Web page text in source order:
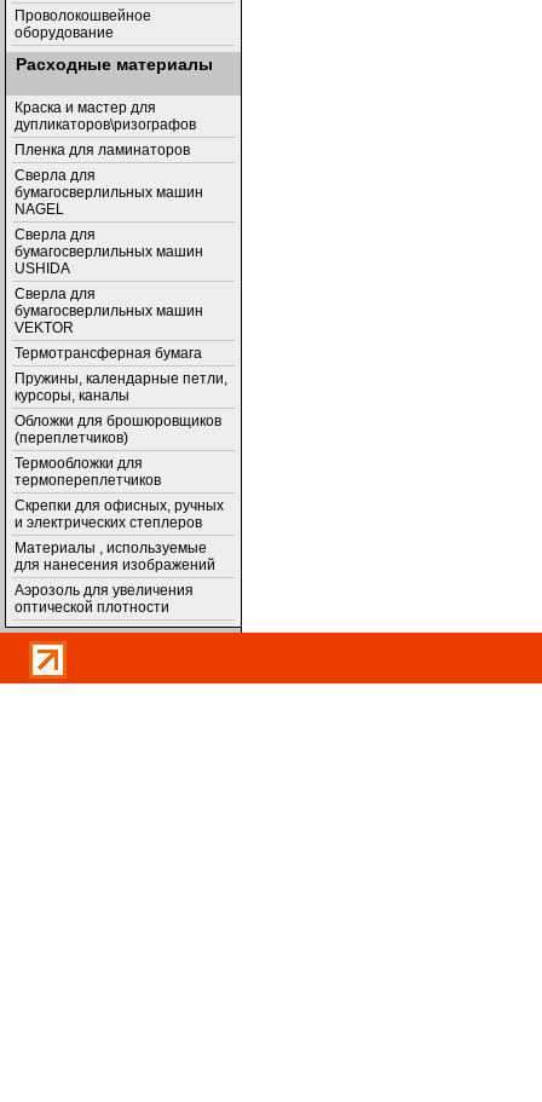
Проволокошвейное
оборудование
Расходные материалы
Краска и мастер для
дупликаторов\ризографов
Пленка для ламинаторов
Сверла для
бумагосверлильных машин
NAGEL
Сверла для
бумагосверлильных машин
USHIDA
Cверла для
бумагосверлильных машин
VEKTOR
Термотрансферная бумага
Пружины, календарные петли,
курсоры, каналы
Обложки для брошюровщиков
(переплетчиков)
Термообложки для
термопереплетчиков
Скрепки для офисных, ручных
и электрических степлеров
Материалы , используемые
для нанесения изображений
Аэрозоль для увеличения
оптической плотности